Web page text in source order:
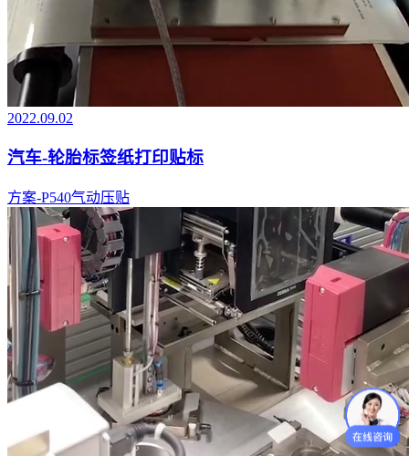
2022.09.02
汽车-轮胎标签纸打印贴标
方案-P540气动压贴